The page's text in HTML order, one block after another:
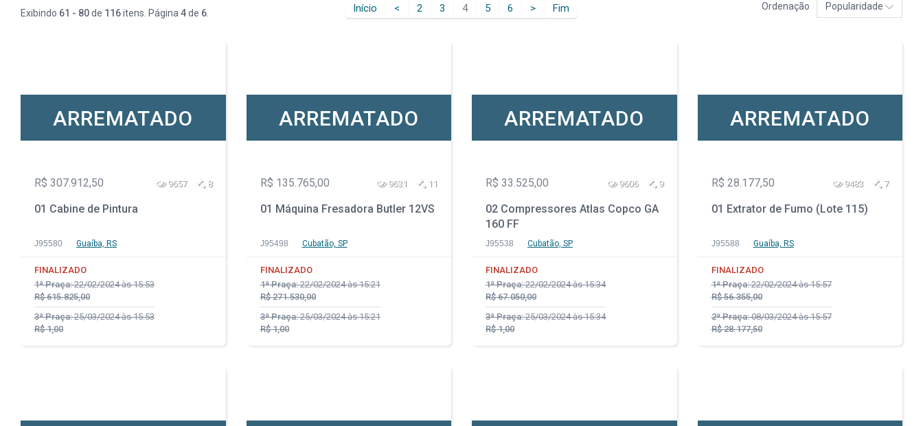
Exibindo 61 - 80de 116itens. Página 4de 6 Início < 2 3 4 5 6 > Fim Ordenação Popularidade
ARREMATADO
R$ 307.912,50 9657 8
01 Cabine de Pintura
J95580 Guaíba, RS
FINALIZADO
1ª Praça:22/02/2024 às 15:53
R$ 615.825,00
3ª Praça:25/03/2024 às 15:53
R$ 1,00
ARREMATADO
R$ 135.765,00 9631 11
01 Máquina Fresadora Butler 12VS
J95498 Cubatão, SP
FINALIZADO
1ª Praça:22/02/2024 às 15:21
R$ 271.530,00
3ª Praça:25/03/2024 às 15:21
R$ 1,00
ARREMATADO
R$ 33.525,00 9606 9
02 Compressores Atlas Copco GA
160 FF
J95538 Cubatão, SP
FINALIZADO
1ª Praça:22/02/2024 às 15:34
R$ 67.050,00
3ª Praça:25/03/2024 às 15:34
R$ 1,00
ARREMATADO
R$ 28.177,50 9483 7
01 Extrator de Fumo (Lote 115)
J95588 Guaíba, RS
FINALIZADO
1ª Praça:22/02/2024 às 15:57
R$ 56.355,00
2ª Praça:08/03/2024 às 15:57
R$ 28.177,50